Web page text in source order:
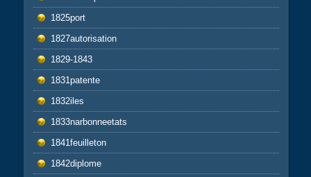
1825port
1827autorisation
1829-1843
1831patente
1832iles
1833narbonneetats
1841feuilleton
1842diplome